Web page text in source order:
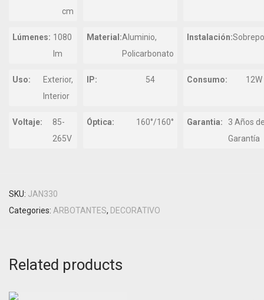
cm
Lúmenes: 1080
lm
Material:Aluminio,
Policarbonato
Instalación:
Uso:
Exterior,
Interior
IP: 54 Consumo: 12W
Voltaje:
85-
265V
Óptica: 160°/160° Garantia:
3 Años
Garantía
SKU: JAN330
Categories: ARBOTANTES, DECORATIVO
Related products